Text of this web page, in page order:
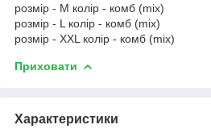
розмір - M колір - комб (mix)
розмір - L колір - комб (mix)
розмір - XXL колір - комб (mix)
Приховати
Характеристики